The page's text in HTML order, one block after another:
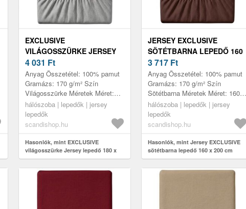
EXCLUSIVE
VILÁGOSSZÜRKE JERSEY
LEPEDŐ 180 X 200 CM
4 031 Ft
Anyag Összetétel: 100% pamut
Gramázs: 170 g/m² Szín
Világosszürke Méretek Méret:
180 x 200 cm Jellemzők Puha és
erős anyag, hosszú
élettartammal Ma...
hálószoba | lepedők | jersey
lepedők
scandishop.hu
Hasonlók, mint EXCLUSIVE
világosszürke Jersey lepedő 180 x
200 cm
JERSEY EXCLUSIVE
SÖTÉTBARNA LEPEDŐ 160
X 200 CM
3 717 Ft
Anyag Összetétel: 100% pamut
Gramázs: 170 g/m² Szín
Sötétbarna Méretek Méret: 160 x
200 cm Jellemzők Puha és
tartós anyag, hosszú
élettartammal Mag...
hálószoba | lepedők | jersey
lepedők
scandishop.hu
Hasonlók, mint Jersey EXCLUSIVE
sötétbarna lepedő 160 x 200 cm